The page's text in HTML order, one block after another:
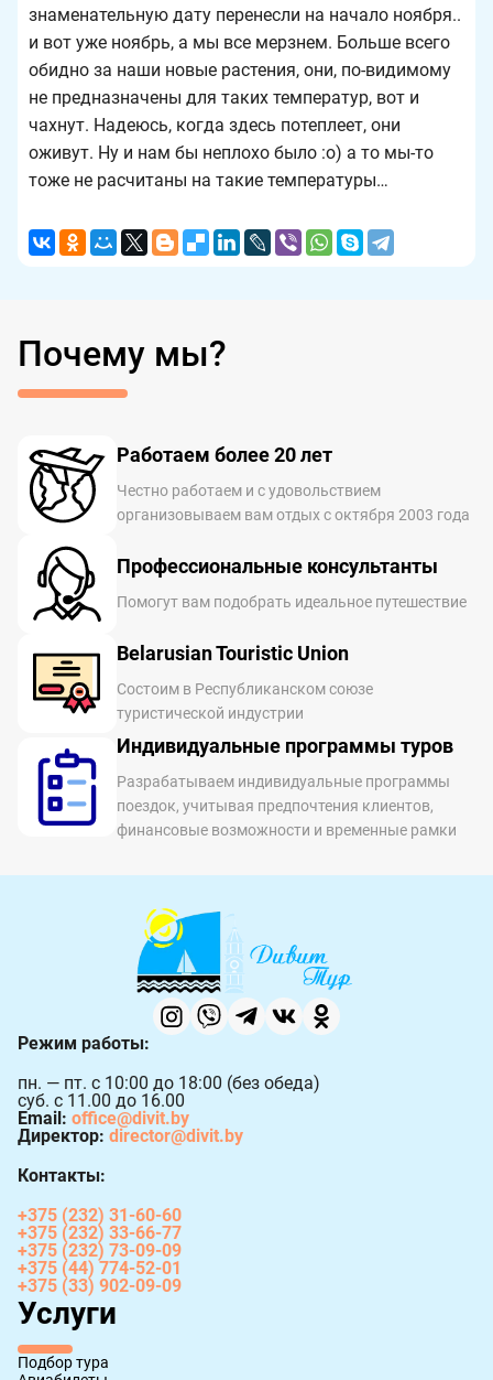
знаменательную дату перенесли на начало ноября..
и вот уже ноябрь, а мы все мерзнем. Больше всего
обидно за наши новые растения, они, по-видимому
не предназначены для таких температур, вот и
чахнут. Надеюсь, когда здесь потеплеет, они
оживут. Ну и нам бы неплохо было :о) а то мы-то
тоже не расчитаны на такие температуры…
Почему мы?
Работаем более 20 лет
Честно работаем и с удовольствием
организовываем вам отдых с октября 2003 года
Профессиональные консультанты
Помогут вам подобрать идеальное путешествие
Belarusian Touristic Union
Состоим в Республиканском союзе
туристической индустрии
Индивидуальные программы туров
Разрабатываем индивидуальные программы
поездок, учитывая предпочтения клиентов,
финансовые возможности и временные рамки
Услуги
Подбор тура
Режим работы:
пн. — пт. с 10:00 до 18:00 (без обеда)
суб. с 11.00 до 16.00
Email: office@divit.by
Директор: director@divit.by
Контакты:
+375 (232) 31-60-60
+375 (232) 33-66-77
+375 (232) 73-09-09
+375 (44) 774-52-01
+375 (33) 902-09-09